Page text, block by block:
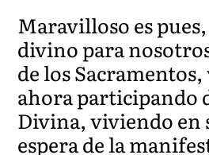
Maravilloso es
divino para
de los
ahora participando
Divina, viviendo en
espera de la